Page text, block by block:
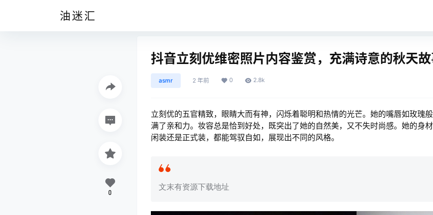
油迷汇
抖音立刻优维密照片内容鉴赏，充满诗意的秋天
asmr 2 年前 0 2.8k
立刻优的五官精致，眼睛大而有神，闪烁着聪明和热情的光芒。她的嘴唇如玫瑰
满了亲和力。妆容总是恰到好处，既突出了她的自然美，又不失时尚感。她的身
闲装还是正式装，都能驾驭自如，展现出不同的风格。
文末有资源下载地址
0